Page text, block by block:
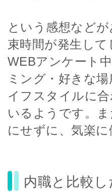
という感想など
束時間が発生し
WEBアンケート
ミング・好きな
イフスタイルに
いるようです。
にせずに、気楽
内職と比較し